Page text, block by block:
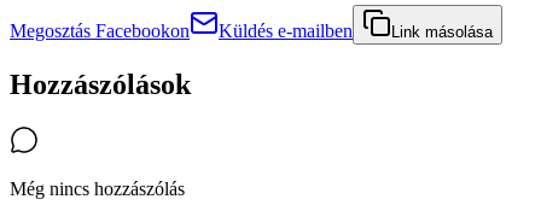
Megosztás Facebookon Küldés e-mailben Link másolása
Hozzászólások
Még nincs hozzászólás